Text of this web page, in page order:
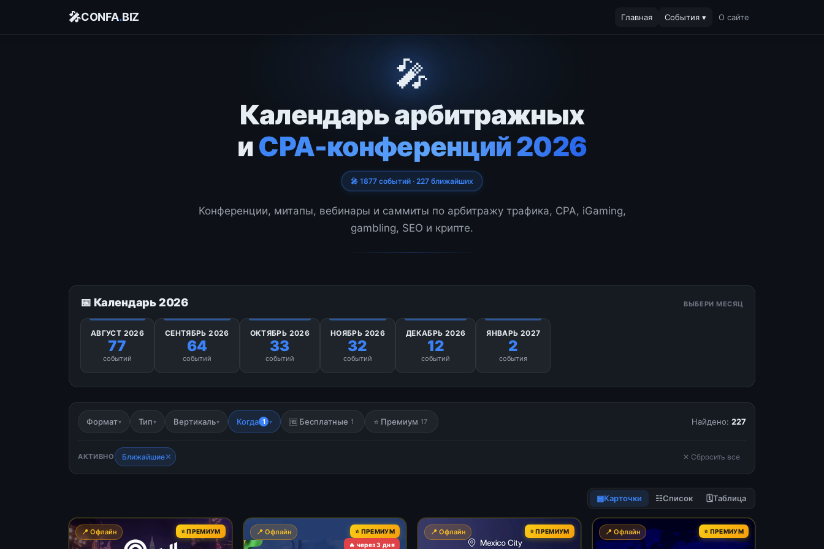
🎤CONFA.BIZ Главная События ▾ О сайте
🎤
Календарь арбитражных
иCPA-конференций 2026
🎤 1877 событий · 227 ближайших
Конференции, митапы, вебинары и саммиты по арбитражу трафика, CPA, iGaming,
gambling, SEO и крипте.
📅 Календарь 2026 ВЫБЕРИ МЕСЯЦ
АВГУСТ 2026
77
событий
СЕНТЯБРЬ 2026
64
событий
ОКТЯБРЬ 2026
33
событий
НОЯБРЬ 2026
32
событий
ДЕКАБРЬ 2026
12
событий
ЯНВАРЬ 2027
2
события
Формат▾ Тип▾ Вертикаль▾ Когда 1 ▾ 🆓 Бесплатные 1 ⭐ Премиум 17 Найдено: 227
АКТИВНО Ближайшие✕ ✕ Сбросить все
▦Карточки ☷Список 🗓Таблица
📍 Офлайн ⭐ ПРЕМИУМ 📍 Офлайн
⭐ ПРЕМИУМ
🔥 через 3 дня
📍 Офлайн ⭐ ПРЕМИУМ 📍 Офлайн ⭐ ПРЕМИУМ